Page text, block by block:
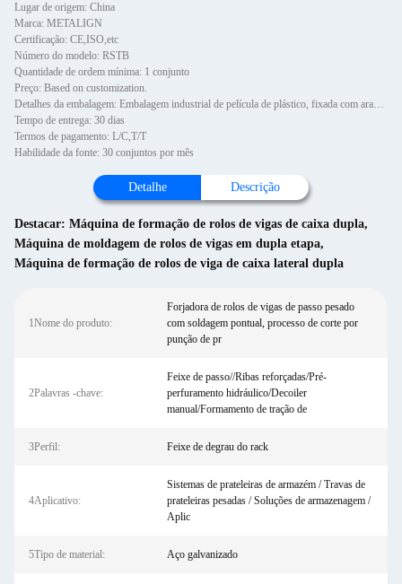
Lugar de origem: China
Marca: METALIGN
Certificação: CE,ISO,etc
Número do modelo: RSTB
Quantidade de ordem mínima: 1 conjunto
Preço: Based on customization.
Detalhes da embalagem: Embalagem industrial de película de plástico, fixada com arame de aço.
Tempo de entrega: 30 dias
Termos de pagamento: L/C,T/T
Habilidade da fonte: 30 conjuntos por mês
Detalhe Descrição
Destacar: Máquina de formação de rolos de vigas de caixa dupla,
Máquina de moldagem de rolos de vigas em dupla etapa,
Máquina de formação de rolos de viga de caixa lateral dupla
1Nome do produto:
Forjadora de rolos de vigas de passo pesado
com soldagem pontual, processo de corte por
punção de pr
2Palavras -chave:
Feixe de passo//Ribas reforçadas/Pré-
perfuramento hidráulico/Decoiler
manual/Formamento de tração de
3Perfil: Feixe de degrau do rack
4Aplicativo:
Sistemas de prateleiras de armazém / Travas de
prateleiras pesadas / Soluções de armazenagem /
Aplic
5Tipo de material: Aço galvanizado